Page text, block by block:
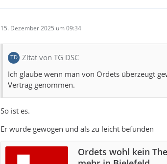
15. Dezember 2025 um 09:34
Zitat von TG DSC
Ich glaube wenn man von Ordets überzeugt
Vertrag genommen.
So ist es.
Er wurde gewogen und als zu leicht befunden
Ordets wohl kein